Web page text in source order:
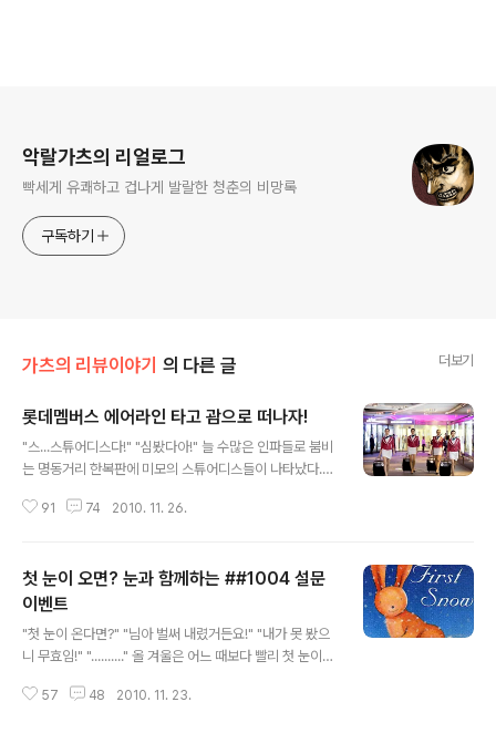
악랄가츠의 리얼로그
빡세게 유쾌하고 겁나게 발랄한 청춘의 비망록
구독하기
가츠의 리뷰이야기 의 다른 글 더보기
롯데멤버스 에어라인 타고 괌으로 떠나자!
"스...스튜어디스다!" "심봤다아!" 늘 수많은 인파들로 붐비
는 명동거리 한복판에 미모의 스튜어디스들이 나타났다.
을 멈추고 구경하기에 여념이 없었다. 요즘 압구정 사과녀,
데멤버스 로고가 프린트되어 있는 캐리어!" "설마 롯데 에
어라인?" "그나저나 낯익은 얼굴도 있어?" "오호! 자네 스
튜어디스도 아는가?" "우리는 롯데 에어라인 스튜어디스!"
스튜어디스의 복장이며 캐리어에 선명하게 프린트 된 롯데
게 아니냐는 추측까지 나돌았다. 하긴 누구라도 위 상황만
91 74 2010. 11. 26.
첫 눈이 오면? 눈과 함께하는 ##1004 설문
이벤트
"첫 눈이 온다면?" "님아 벌써 내렸거든요!" "내가 못 봤으
니 무효임!" ".........." 올 겨울은 어느 때보다 빨리 첫 눈이
기에 아쉬움이 클 것이다. 언제나 첫 눈은 사람들로 하여금
57 48 2010. 11. 23.